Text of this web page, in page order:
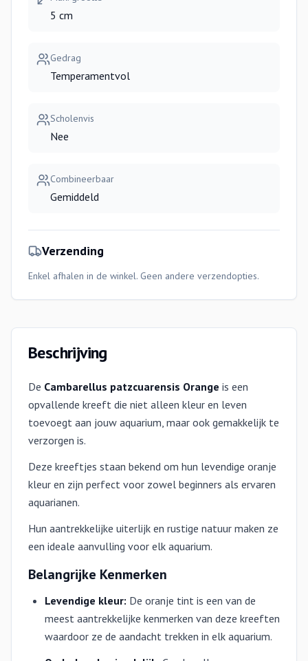
5 cm
Gedrag
Temperamentvol
Scholenvis
Nee
Combineerbaar
Gemiddeld
Verzending
Enkel afhalen in de winkel. Geen andere verzendopties.
Beschrijving
De Cambarellus patzcuarensis Orange is een
opvallende kreeft die niet alleen kleur en leven
toevoegt aan jouw aquarium, maar ook gemakkelijk te
verzorgen is.
Deze kreeftjes staan bekend om hun levendige oranje
kleur en zijn perfect voor zowel beginners als ervaren
aquarianen.
Hun aantrekkelijke uiterlijk en rustige natuur maken ze
een ideale aanvulling voor elk aquarium.
Belangrijke Kenmerken
Levendige kleur: De oranje tint is een van de
meest aantrekkelijke kenmerken van deze kreeften
waardoor ze de aandacht trekken in elk aquarium.